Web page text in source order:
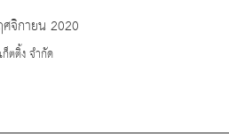
จิกายน 2020
ตติ้ง จำกัด